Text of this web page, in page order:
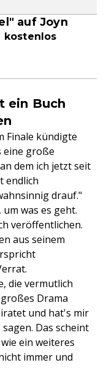
auf Joyn
kostenlos
ein Buch
Finale kündigte
eine große
dem ich jetzt seit
endlich
drauf."
was es geht.
veröffentlichen.
aus seinem
die vermutlich
Drama
und hat's mir
Das scheint
ein weiteres
immer und